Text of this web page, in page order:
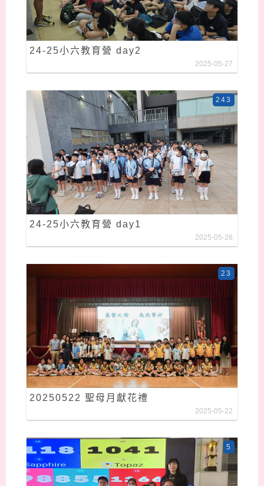
24-25小六教育營 day2
2025-05-27
24-25小六教育營 day1
243
2025-05-26
20250522 聖母月獻花禮
23
2025-05-22
5